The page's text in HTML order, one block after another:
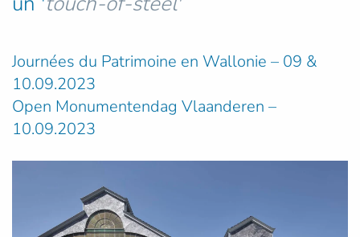
Journées du Patrimoine en Wallonie – 09 &
10.09.2023
Open Monumentendag Vlaanderen –
10.09.2023